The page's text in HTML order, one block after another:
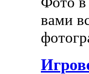
вами